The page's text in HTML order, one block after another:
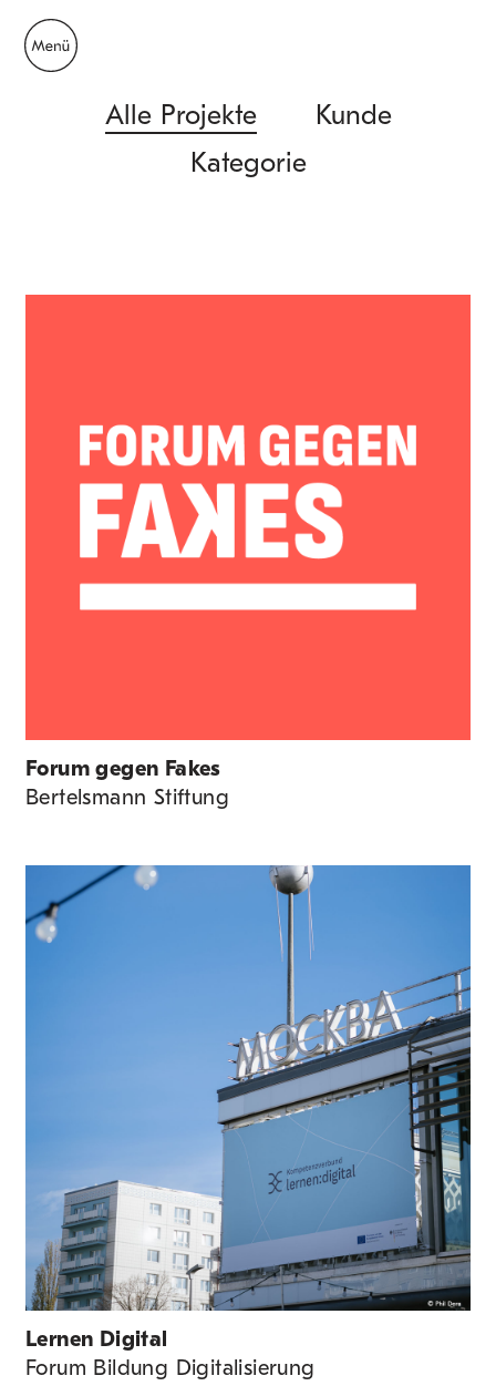
Alle Projekte
Kunde
Kategorie
Forum gegen Fakes
Bertelsmann Stiftung
Lernen Digital
Forum Bildung Digitalisierung